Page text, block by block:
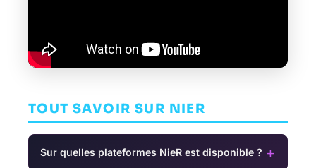
TOUT SAVOIR SUR NIER
Sur quelles plateformes NieR est disponible ? +